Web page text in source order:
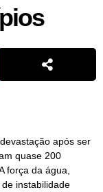
após ser
quase 200
força da água,
instabilidade